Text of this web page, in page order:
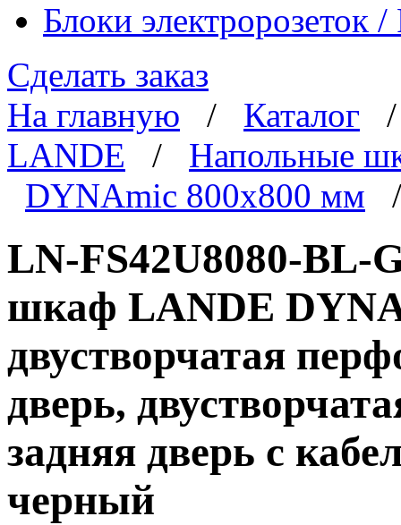
Блоки электророзеток
Сделать заказ
На главную / Каталог
LANDE / Напольные
DYNAmic 800x800 мм
LN-FS42U8080-BL-
шкаф LANDE
двустворчатая
дверь,
задняя дверь с
черный